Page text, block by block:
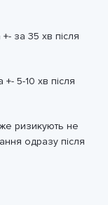
за 35 хв після
5-10 хв після
ризикують не
одразу після